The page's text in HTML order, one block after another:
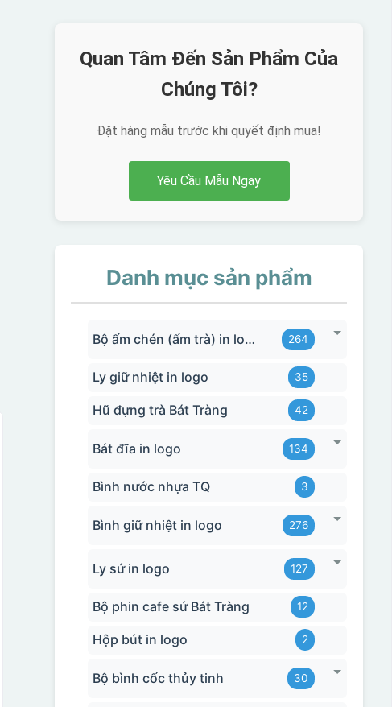
Quan Tâm Đến Sản Phẩm Của
Chúng Tôi?
Đặt hàng mẫu trước khi quyết định mua!
Yêu Cầu Mẫu Ngay
Danh mục sản phẩm
Bộ ấm chén (ấm trà) in logo 264
Ly giữ nhiệt in logo 35
Hũ đựng trà Bát Tràng 42
Bát đĩa in logo 134
Bình nước nhựa TQ 3
Bình giữ nhiệt in logo 276
Ly sứ in logo 127
Bộ phin cafe sứ Bát Tràng 12
Hộp bút in logo 2
Bộ bình cốc thủy tinh 30